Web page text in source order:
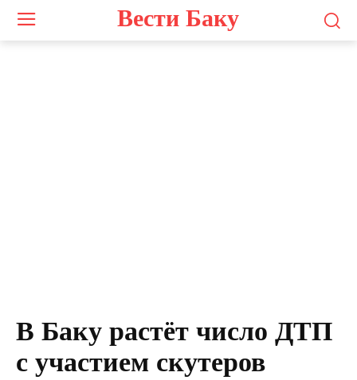
Вести Баку
В Баку растёт число ДТП
с участием скутеров